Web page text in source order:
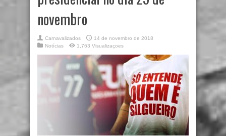
novembro
Carnavalizados
14 de novembro de 2018
Notícias
1,763 Visualizaçoes